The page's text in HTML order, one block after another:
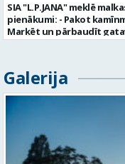
viņa personas dati tiktu
bāzē ar mērķi tos
atlases konkursos, tad
Valmiera, Valmieras nov.
Darba veids: Darbinieka
vesela slodze Darbības
Līgums: Darbinieka
21 Kontaktpersona: CV
info@vtu-valmiera.lv vai
Vispārējā vidējā izglītība
SIA "L.P.JANA" meklē
pienākumi: - Pakot
Marķēt un pārbaudīt
kvalitāti un kārtību darba vietā Prasības kandidātiem: -
padarītā) - Vienmēr laikā
atbalstošus kolēģus Lūgums CV sūtīt uz e- pastu:
SAIŅOŠANAS
Darba vietas adrese:
Valmieras nov. Slodze:
Pieteikto vietu skaits: 2
Galerija